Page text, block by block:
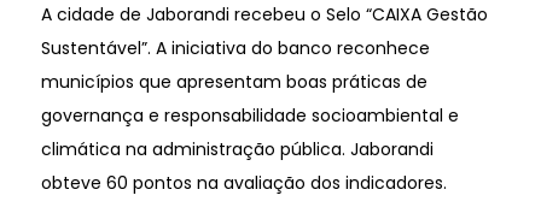
A cidade de Jaborandi recebeu o Selo “CAIXA Gestão
Sustentável”. A iniciativa do banco reconhece
municípios que apresentam boas práticas de
governança e responsabilidade socioambiental e
climática na administração pública. Jaborandi
obteve 60 pontos na avaliação dos indicadores.